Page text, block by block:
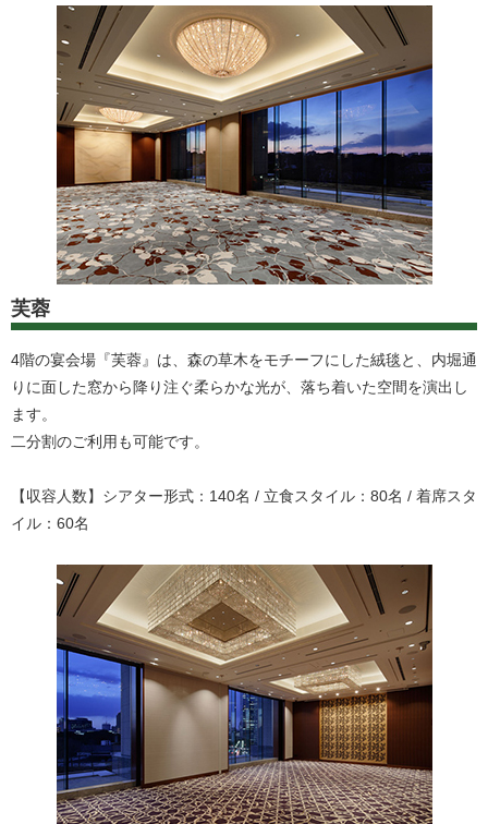
芙蓉
4階の宴会場『芙蓉』は、森の草木をモチーフにした絨毯と、内堀通
りに面した窓から降り注ぐ柔らかな光が、落ち着いた空間を演出し
ます。
二分割のご利用も可能です。
【収容人数】シアター形式：140名 / 立食スタイル：80名 / 着席スタ
イル：60名